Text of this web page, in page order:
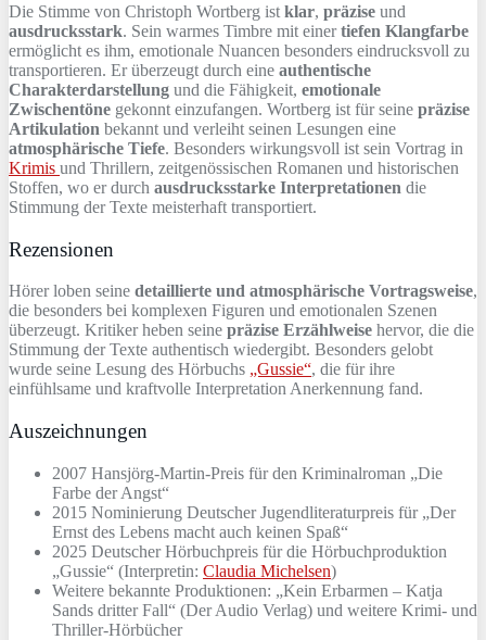
Die Stimme von Christoph Wortberg ist klar, präzise und
ausdrucksstark. Sein warmes Timbre mit einertiefen Klangfarbe
ermöglicht es ihm, emotionale Nuancen besonders eindrucksvoll zu
transportieren. Er überzeugt durch eine authentische
Charakterdarstellung und die Fähigkeit, emotionale
Zwischentöne gekonnt einzufangen. Wortberg ist für seine präzise
Artikulation bekannt und verleiht seinen Lesungen eine
atmosphärische Tiefe. Besonders wirkungsvoll ist sein Vortrag in
Krimis und Thrillern, zeitgenössischen Romanen und historischen
Stoffen, wo er durch ausdrucksstarke Interpretationen die
Stimmung der Texte meisterhaft transportiert.
Rezensionen
Hörer loben seine detaillierte und atmosphärische Vortragsweise,
die besonders bei komplexen Figuren und emotionalen Szenen
überzeugt. Kritiker heben seine präzise Erzählweise hervor, die die
Stimmung der Texte authentisch wiedergibt. Besonders gelobt
wurde seine Lesung des Hörbuchs „Gussie“, die für ihre
einfühlsame und kraftvolle Interpretation Anerkennung fand.
Auszeichnungen
2007 Hansjörg-Martin-Preis für den Kriminalroman „Die
Farbe der Angst“
2015 Nominierung Deutscher Jugendliteraturpreis für „Der
Ernst des Lebens macht auch keinen Spaß“
2025 Deutscher Hörbuchpreis für die Hörbuchproduktion
„Gussie“ (Interpretin: Claudia Michelsen)
Weitere bekannte Produktionen: „Kein Erbarmen – Katja
Sands dritter Fall“ (Der Audio Verlag) und weitere Krimi- und
Thriller-Hörbücher